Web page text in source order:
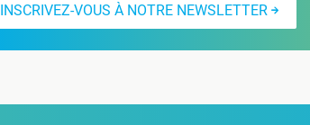
INSCRIVEZ-VOUS À NOTRE NEWSLETTER